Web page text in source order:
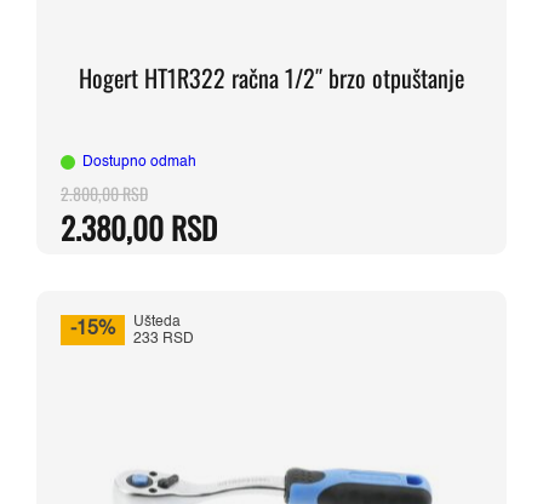
Hogert HT1R322 račna 1/2″ brzo otpuštanje
Dostupno odmah
2.800,00RSDOriginalna
cena
2.800,00 RSD.
2.380,00RSD
Trenutna
cena
-15%
Ušteda
233 RSD